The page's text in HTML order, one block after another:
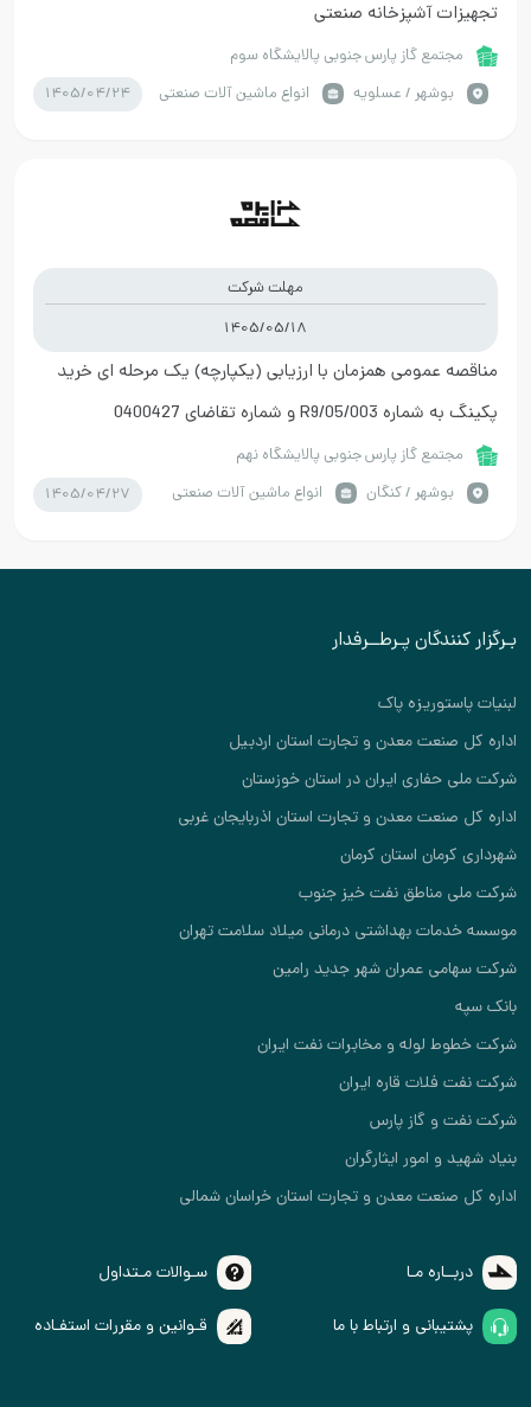
تجهیزات آشپزخانه صنعتی
مجتمع گاز پارس جنوبی پالایشگاه سوم
بوشهر / عسلویه
انواع ماشین آلات صنعتی 1405/04/24
مهلت شرکت
1405/05/18
مناقصه عمومی همزمان با ارزیابی (یکپارچه) یک مرحله ای خرید
پکینگ به شماره R9/05/003 و شماره تقاضای 0400427
مجتمع گاز پارس جنوبی پالایشگاه نهم
بوشهر / کنگان
انواع ماشین آلات صنعتی 1405/04/27
بـرگزار کنندگان پـرطــرفدار
لبنیات پاستوریزه پاک
اداره کل صنعت معدن و تجارت استان اردبیل
شرکت ملی حفاری ایران در استان خوزستان
اداره کل صنعت معدن و تجارت استان اذربایجان غربی
شهرداری کرمان استان کرمان
شرکت ملی مناطق نفت خیز جنوب
موسسه خدمات بهداشتی درمانی میلاد سلامت تهران
شرکت سهامی عمران شهر جدید رامین
بانک سپه
شرکت خطوط لوله و مخابرات نفت ایران
شرکت نفت فلات قاره ایران
شرکت نفت و گاز پارس
بنیاد شهید و امور ایثارگران
اداره کل صنعت معدن و تجارت استان خراسان شمالی
دربــاره مـا سـوالات مـتداول
پشتیبانی و ارتباط با ما قـوانین و مقررات استفـاده